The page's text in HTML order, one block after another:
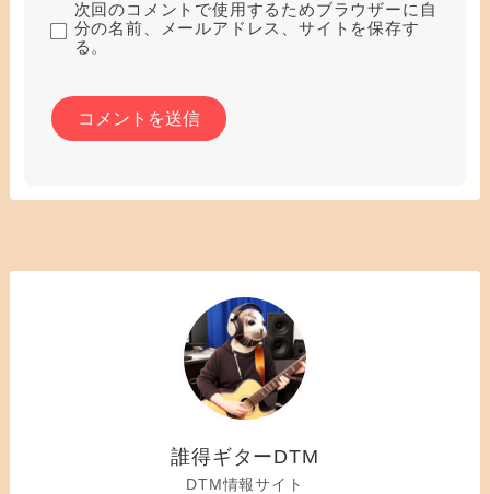
次回のコメントで使用するためブラウザーに自
分の名前、メールアドレス、サイトを保存す
る。
誰得ギターDTM
DTM情報サイト